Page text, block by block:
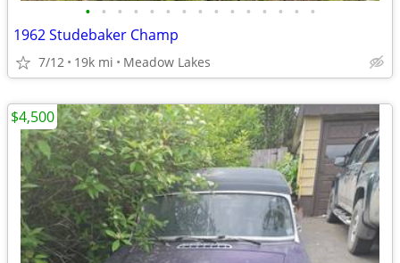
• • • • • • • • • • • • • • •
1962 Studebaker Champ
7/12 19k mi Meadow Lakes
$4,500